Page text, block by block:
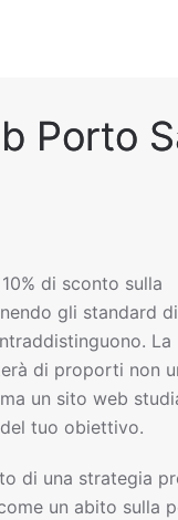
Porto
di sconto sulla
gli standard di
La
di proporti non
un sito web
tuo obiettivo.
di una strategia
un abito sulla